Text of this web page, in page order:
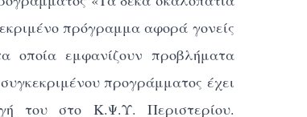
πρόγραμμα αφορά γονείς
οποία εμφανίζουν προβλήματα
προγράμματος έχει
του στο Κ.Ψ.Υ. Περιστερίου.